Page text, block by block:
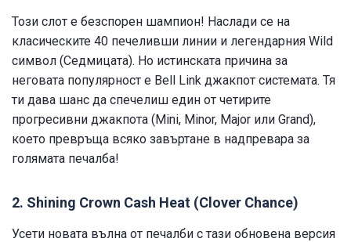
Този слот е безспорен шампион! Наслади се на
класическите 40 печеливши линии и легендарния Wild
символ (Седмицата). Но истинската причина за
неговата популярност е Bell Link джакпот системата. Тя
ти дава шанс да спечелиш един от четирите
прогресивни джакпота (Mini, Minor, Major или Grand),
което превръща всяко завъртане в надпревара за
голямата печалба!
2. Shining Crown Cash Heat (Clover Chance)
Усети новата вълна от печалби с тази обновена версия